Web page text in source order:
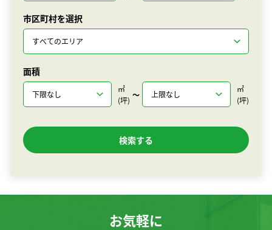
市区町村を選択
面積
㎡
(坪)
〜
㎡
(坪)
お気軽に